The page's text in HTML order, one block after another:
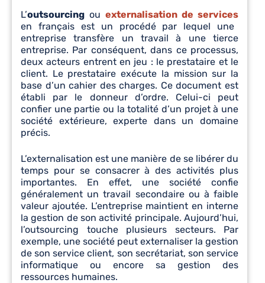
L’outsourcing ou externalisation de services
en français est un procédé par lequel une
entreprise transfère un travail à une tierce
entreprise. Par conséquent, dans ce processus,
deux acteurs entrent en jeu : le prestataire et le
client. Le prestataire exécute la mission sur la
base d’un cahier des charges. Ce document est
établi par le donneur d’ordre. Celui-ci peut
confier une partie ou la totalité d’un projet à une
société extérieure, experte dans un domaine
précis.
L’externalisation est une manière de se libérer du
temps pour se consacrer à des activités plus
importantes. En effet, une société confie
généralement un travail secondaire ou à faible
valeur ajoutée. L’entreprise maintient en interne
la gestion de son activité principale. Aujourd’hui,
l’outsourcing touche plusieurs secteurs. Par
exemple, une société peut externaliser la gestion
de son service client, son secrétariat, son service
informatique ou encore sa gestion des
ressources humaines.